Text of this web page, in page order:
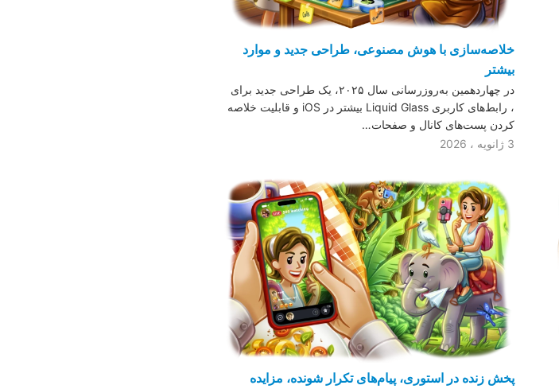
خلاصه‌سازی با هوش مصنوعی، طراحی جدید و موارد
بیشتر
در چهاردهمین به‌روزرسانی سال ۲۰۲۵، یک طراحی جدید برای
، رابط‌های کاربری Liquid Glass بیشتر در iOS و قابلیت خلاصه
کردن پست‌های کانال و صفحات…
3 ژانویه ، 2026
پخش زنده در استوری، پیام‌های تکرار شونده، مزایده